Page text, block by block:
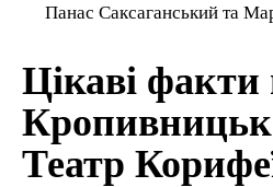
Панас Саксаганський та
Цікаві
Театр